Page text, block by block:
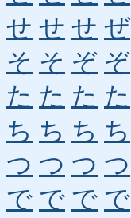
せ せ せ ぜ
そ そ ぞ ぞ
た た た た
ち ち ち ち
つ つ つ つ
で で で で